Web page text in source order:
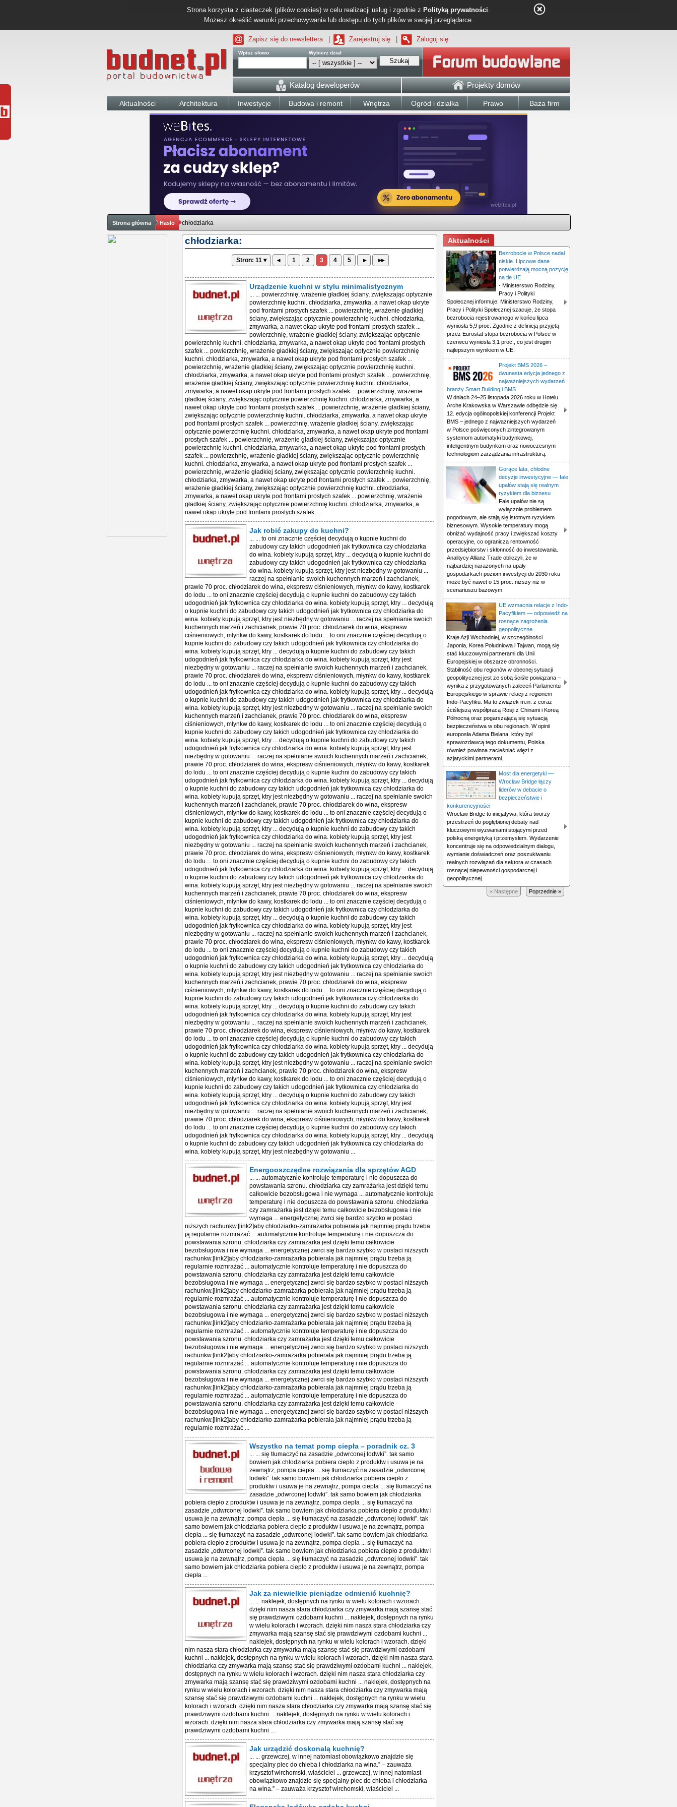
Strona korzysta z ciasteczek (plików cookies) w celu realizacji usług i zgodnie z Polityką prywatności.
Możesz określić warunki przechowywania lub dostępu do tych plików w swojej przeglądarce.
Zapisz się do newslettera Zarejestruj się Zaloguj się
Wpisz słowo Wybierz dział
Szukaj
Katalog deweloperów Projekty domów
Aktualności Architektura Inwestycje Budowa i remont Wnętrza Ogród i działka Prawo Baza firm
Strona główna Hasło chłodziarka
chłodziarka:
Stron: 11 ▾ ◂ 1 2 3 4 5 ▸ ▸▸
Urządzenie kuchni w stylu minimalistycznym
... ... powierzchnię, wrażenie gładkiej ściany, zwiększając optycznie
powierzchnię kuchni. chłodziarka, zmywarka, a nawet okap ukryte
pod frontami prostych szafek ... powierzchnię, wrażenie gładkiej
ściany, zwiększając optycznie powierzchnię kuchni. chłodziarka,
zmywarka, a nawet okap ukryte pod frontami prostych szafek ...
powierzchnię, wrażenie gładkiej ściany, zwiększając optycznie
powierzchnię kuchni. chłodziarka, zmywarka, a nawet okap ukryte pod frontami prostych
szafek ... powierzchnię, wrażenie gładkiej ściany, zwiększając optycznie powierzchnię
kuchni. chłodziarka, zmywarka, a nawet okap ukryte pod frontami prostych szafek ...
powierzchnię, wrażenie gładkiej ściany, zwiększając optycznie powierzchnię kuchni.
chłodziarka, zmywarka, a nawet okap ukryte pod frontami prostych szafek ... powierzchnię,
wrażenie gładkiej ściany, zwiększając optycznie powierzchnię kuchni. chłodziarka,
zmywarka, a nawet okap ukryte pod frontami prostych szafek ... powierzchnię, wrażenie
gładkiej ściany, zwiększając optycznie powierzchnię kuchni. chłodziarka, zmywarka, a
nawet okap ukryte pod frontami prostych szafek ... powierzchnię, wrażenie gładkiej ściany,
zwiększając optycznie powierzchnię kuchni. chłodziarka, zmywarka, a nawet okap ukryte
pod frontami prostych szafek ... powierzchnię, wrażenie gładkiej ściany, zwiększając
optycznie powierzchnię kuchni. chłodziarka, zmywarka, a nawet okap ukryte pod frontami
prostych szafek ... powierzchnię, wrażenie gładkiej ściany, zwiększając optycznie
powierzchnię kuchni. chłodziarka, zmywarka, a nawet okap ukryte pod frontami prostych
szafek ... powierzchnię, wrażenie gładkiej ściany, zwiększając optycznie powierzchnię
kuchni. chłodziarka, zmywarka, a nawet okap ukryte pod frontami prostych szafek ...
powierzchnię, wrażenie gładkiej ściany, zwiększając optycznie powierzchnię kuchni.
chłodziarka, zmywarka, a nawet okap ukryte pod frontami prostych szafek ... powierzchnię,
wrażenie gładkiej ściany, zwiększając optycznie powierzchnię kuchni. chłodziarka,
zmywarka, a nawet okap ukryte pod frontami prostych szafek ... powierzchnię, wrażenie
gładkiej ściany, zwiększając optycznie powierzchnię kuchni. chłodziarka, zmywarka, a
nawet okap ukryte pod frontami prostych szafek ...
Jak robić zakupy do kuchni?
... ... to oni znacznie częściej decydują o kupnie kuchni do
zabudowy czy takich udogodnień jak frytkownica czy chłodziarka
do wina. kobiety kupują sprzęt, ktry ... decydują o kupnie kuchni do
zabudowy czy takich udogodnień jak frytkownica czy chłodziarka
do wina. kobiety kupują sprzęt, ktry jest niezbędny w gotowaniu ...
raczej na spełnianie swoich kuchennych marzeń i zachcianek,
prawie 70 proc. chłodziarek do wina, ekspresw ciśnieniowych, młynkw do kawy, kostkarek
do lodu ... to oni znacznie częściej decydują o kupnie kuchni do zabudowy czy takich
udogodnień jak frytkownica czy chłodziarka do wina. kobiety kupują sprzęt, ktry ... decydują
o kupnie kuchni do zabudowy czy takich udogodnień jak frytkownica czy chłodziarka do
wina. kobiety kupują sprzęt, ktry jest niezbędny w gotowaniu ... raczej na spełnianie swoich
kuchennych marzeń i zachcianek, prawie 70 proc. chłodziarek do wina, ekspresw
ciśnieniowych, młynkw do kawy, kostkarek do lodu ... to oni znacznie częściej decydują o
kupnie kuchni do zabudowy czy takich udogodnień jak frytkownica czy chłodziarka do
wina. kobiety kupują sprzęt, ktry ... decydują o kupnie kuchni do zabudowy czy takich
udogodnień jak frytkownica czy chłodziarka do wina. kobiety kupują sprzęt, ktry jest
niezbędny w gotowaniu ... raczej na spełnianie swoich kuchennych marzeń i zachcianek,
prawie 70 proc. chłodziarek do wina, ekspresw ciśnieniowych, młynkw do kawy, kostkarek
do lodu ... to oni znacznie częściej decydują o kupnie kuchni do zabudowy czy takich
udogodnień jak frytkownica czy chłodziarka do wina. kobiety kupują sprzęt, ktry ... decydują
o kupnie kuchni do zabudowy czy takich udogodnień jak frytkownica czy chłodziarka do
wina. kobiety kupują sprzęt, ktry jest niezbędny w gotowaniu ... raczej na spełnianie swoich
kuchennych marzeń i zachcianek, prawie 70 proc. chłodziarek do wina, ekspresw
ciśnieniowych, młynkw do kawy, kostkarek do lodu ... to oni znacznie częściej decydują o
kupnie kuchni do zabudowy czy takich udogodnień jak frytkownica czy chłodziarka do
wina. kobiety kupują sprzęt, ktry ... decydują o kupnie kuchni do zabudowy czy takich
udogodnień jak frytkownica czy chłodziarka do wina. kobiety kupują sprzęt, ktry jest
niezbędny w gotowaniu ... raczej na spełnianie swoich kuchennych marzeń i zachcianek,
prawie 70 proc. chłodziarek do wina, ekspresw ciśnieniowych, młynkw do kawy, kostkarek
do lodu ... to oni znacznie częściej decydują o kupnie kuchni do zabudowy czy takich
udogodnień jak frytkownica czy chłodziarka do wina. kobiety kupują sprzęt, ktry ... decydują
o kupnie kuchni do zabudowy czy takich udogodnień jak frytkownica czy chłodziarka do
wina. kobiety kupują sprzęt, ktry jest niezbędny w gotowaniu ... raczej na spełnianie swoich
kuchennych marzeń i zachcianek, prawie 70 proc. chłodziarek do wina, ekspresw
ciśnieniowych, młynkw do kawy, kostkarek do lodu ... to oni znacznie częściej decydują o
kupnie kuchni do zabudowy czy takich udogodnień jak frytkownica czy chłodziarka do
wina. kobiety kupują sprzęt, ktry ... decydują o kupnie kuchni do zabudowy czy takich
udogodnień jak frytkownica czy chłodziarka do wina. kobiety kupują sprzęt, ktry jest
niezbędny w gotowaniu ... raczej na spełnianie swoich kuchennych marzeń i zachcianek,
prawie 70 proc. chłodziarek do wina, ekspresw ciśnieniowych, młynkw do kawy, kostkarek
do lodu ... to oni znacznie częściej decydują o kupnie kuchni do zabudowy czy takich
udogodnień jak frytkownica czy chłodziarka do wina. kobiety kupują sprzęt, ktry ... decydują
o kupnie kuchni do zabudowy czy takich udogodnień jak frytkownica czy chłodziarka do
wina. kobiety kupują sprzęt, ktry jest niezbędny w gotowaniu ... raczej na spełnianie swoich
kuchennych marzeń i zachcianek, prawie 70 proc. chłodziarek do wina, ekspresw
ciśnieniowych, młynkw do kawy, kostkarek do lodu ... to oni znacznie częściej decydują o
kupnie kuchni do zabudowy czy takich udogodnień jak frytkownica czy chłodziarka do
wina. kobiety kupują sprzęt, ktry ... decydują o kupnie kuchni do zabudowy czy takich
udogodnień jak frytkownica czy chłodziarka do wina. kobiety kupują sprzęt, ktry jest
niezbędny w gotowaniu ... raczej na spełnianie swoich kuchennych marzeń i zachcianek,
prawie 70 proc. chłodziarek do wina, ekspresw ciśnieniowych, młynkw do kawy, kostkarek
do lodu ... to oni znacznie częściej decydują o kupnie kuchni do zabudowy czy takich
udogodnień jak frytkownica czy chłodziarka do wina. kobiety kupują sprzęt, ktry ... decydują
o kupnie kuchni do zabudowy czy takich udogodnień jak frytkownica czy chłodziarka do
wina. kobiety kupują sprzęt, ktry jest niezbędny w gotowaniu ... raczej na spełnianie swoich
kuchennych marzeń i zachcianek, prawie 70 proc. chłodziarek do wina, ekspresw
ciśnieniowych, młynkw do kawy, kostkarek do lodu ... to oni znacznie częściej decydują o
kupnie kuchni do zabudowy czy takich udogodnień jak frytkownica czy chłodziarka do
wina. kobiety kupują sprzęt, ktry ... decydują o kupnie kuchni do zabudowy czy takich
udogodnień jak frytkownica czy chłodziarka do wina. kobiety kupują sprzęt, ktry jest
niezbędny w gotowaniu ... raczej na spełnianie swoich kuchennych marzeń i zachcianek,
prawie 70 proc. chłodziarek do wina, ekspresw ciśnieniowych, młynkw do kawy, kostkarek
do lodu ... to oni znacznie częściej decydują o kupnie kuchni do zabudowy czy takich
udogodnień jak frytkownica czy chłodziarka do wina. kobiety kupują sprzęt, ktry ... decydują
o kupnie kuchni do zabudowy czy takich udogodnień jak frytkownica czy chłodziarka do
wina. kobiety kupują sprzęt, ktry jest niezbędny w gotowaniu ... raczej na spełnianie swoich
kuchennych marzeń i zachcianek, prawie 70 proc. chłodziarek do wina, ekspresw
ciśnieniowych, młynkw do kawy, kostkarek do lodu ... to oni znacznie częściej decydują o
kupnie kuchni do zabudowy czy takich udogodnień jak frytkownica czy chłodziarka do
wina. kobiety kupują sprzęt, ktry ... decydują o kupnie kuchni do zabudowy czy takich
udogodnień jak frytkownica czy chłodziarka do wina. kobiety kupują sprzęt, ktry jest
niezbędny w gotowaniu ... raczej na spełnianie swoich kuchennych marzeń i zachcianek,
prawie 70 proc. chłodziarek do wina, ekspresw ciśnieniowych, młynkw do kawy, kostkarek
do lodu ... to oni znacznie częściej decydują o kupnie kuchni do zabudowy czy takich
udogodnień jak frytkownica czy chłodziarka do wina. kobiety kupują sprzęt, ktry ... decydują
o kupnie kuchni do zabudowy czy takich udogodnień jak frytkownica czy chłodziarka do
wina. kobiety kupują sprzęt, ktry jest niezbędny w gotowaniu ...
Energooszczędne rozwiązania dla sprzętów AGD
... ... automatycznie kontroluje temperaturę i nie dopuszcza do
powstawania szronu. chłodziarka czy zamrażarka jest dzięki temu
całkowicie bezobsługowa i nie wymaga ... automatycznie kontroluje
temperaturę i nie dopuszcza do powstawania szronu. chłodziarka
czy zamrażarka jest dzięki temu całkowicie bezobsługowa i nie
wymaga ... energetycznej zwrci się bardzo szybko w postaci
niższych rachunkw.[link2]aby chłodziarko-zamrażarka pobierała jak najmniej prądu trzeba
ją regularnie rozmrażać ... automatycznie kontroluje temperaturę i nie dopuszcza do
powstawania szronu. chłodziarka czy zamrażarka jest dzięki temu całkowicie
bezobsługowa i nie wymaga ... energetycznej zwrci się bardzo szybko w postaci niższych
rachunkw.[link2]aby chłodziarko-zamrażarka pobierała jak najmniej prądu trzeba ją
regularnie rozmrażać ... automatycznie kontroluje temperaturę i nie dopuszcza do
powstawania szronu. chłodziarka czy zamrażarka jest dzięki temu całkowicie
bezobsługowa i nie wymaga ... energetycznej zwrci się bardzo szybko w postaci niższych
rachunkw.[link2]aby chłodziarko-zamrażarka pobierała jak najmniej prądu trzeba ją
regularnie rozmrażać ... automatycznie kontroluje temperaturę i nie dopuszcza do
powstawania szronu. chłodziarka czy zamrażarka jest dzięki temu całkowicie
bezobsługowa i nie wymaga ... energetycznej zwrci się bardzo szybko w postaci niższych
rachunkw.[link2]aby chłodziarko-zamrażarka pobierała jak najmniej prądu trzeba ją
regularnie rozmrażać ... automatycznie kontroluje temperaturę i nie dopuszcza do
powstawania szronu. chłodziarka czy zamrażarka jest dzięki temu całkowicie
bezobsługowa i nie wymaga ... energetycznej zwrci się bardzo szybko w postaci niższych
rachunkw.[link2]aby chłodziarko-zamrażarka pobierała jak najmniej prądu trzeba ją
regularnie rozmrażać ... automatycznie kontroluje temperaturę i nie dopuszcza do
powstawania szronu. chłodziarka czy zamrażarka jest dzięki temu całkowicie
bezobsługowa i nie wymaga ... energetycznej zwrci się bardzo szybko w postaci niższych
rachunkw.[link2]aby chłodziarko-zamrażarka pobierała jak najmniej prądu trzeba ją
regularnie rozmrażać ... automatycznie kontroluje temperaturę i nie dopuszcza do
powstawania szronu. chłodziarka czy zamrażarka jest dzięki temu całkowicie
bezobsługowa i nie wymaga ... energetycznej zwrci się bardzo szybko w postaci niższych
rachunkw.[link2]aby chłodziarko-zamrażarka pobierała jak najmniej prądu trzeba ją
regularnie rozmrażać ...
Wszystko na temat pomp ciepła – poradnik cz. 3
... ... się tłumaczyć na zasadzie „odwrconej lodwki”. tak samo
bowiem jak chłodziarka pobiera ciepło z produktw i usuwa je na
zewnątrz, pompa ciepła ... się tłumaczyć na zasadzie „odwrconej
lodwki”. tak samo bowiem jak chłodziarka pobiera ciepło z
produktw i usuwa je na zewnątrz, pompa ciepła ... się tłumaczyć na
zasadzie „odwrconej lodwki”. tak samo bowiem jak chłodziarka
pobiera ciepło z produktw i usuwa je na zewnątrz, pompa ciepła ... się tłumaczyć na
zasadzie „odwrconej lodwki”. tak samo bowiem jak chłodziarka pobiera ciepło z produktw i
usuwa je na zewnątrz, pompa ciepła ... się tłumaczyć na zasadzie „odwrconej lodwki”. tak
samo bowiem jak chłodziarka pobiera ciepło z produktw i usuwa je na zewnątrz, pompa
ciepła ... się tłumaczyć na zasadzie „odwrconej lodwki”. tak samo bowiem jak chłodziarka
pobiera ciepło z produktw i usuwa je na zewnątrz, pompa ciepła ... się tłumaczyć na
zasadzie „odwrconej lodwki”. tak samo bowiem jak chłodziarka pobiera ciepło z produktw i
usuwa je na zewnątrz, pompa ciepła ... się tłumaczyć na zasadzie „odwrconej lodwki”. tak
samo bowiem jak chłodziarka pobiera ciepło z produktw i usuwa je na zewnątrz, pompa
ciepła ...
Jak za niewielkie pieniądze odmienić kuchnię?
... ... naklejek, dostępnych na rynku w wielu kolorach i wzorach.
dzięki nim nasza stara chłodziarka czy zmywarka mają szansę stać
się prawdziwymi ozdobami kuchni ... naklejek, dostępnych na rynku
w wielu kolorach i wzorach. dzięki nim nasza stara chłodziarka czy
zmywarka mają szansę stać się prawdziwymi ozdobami kuchni ...
naklejek, dostępnych na rynku w wielu kolorach i wzorach. dzięki
nim nasza stara chłodziarka czy zmywarka mają szansę stać się prawdziwymi ozdobami
kuchni ... naklejek, dostępnych na rynku w wielu kolorach i wzorach. dzięki nim nasza stara
chłodziarka czy zmywarka mają szansę stać się prawdziwymi ozdobami kuchni ... naklejek,
dostępnych na rynku w wielu kolorach i wzorach. dzięki nim nasza stara chłodziarka czy
zmywarka mają szansę stać się prawdziwymi ozdobami kuchni ... naklejek, dostępnych na
rynku w wielu kolorach i wzorach. dzięki nim nasza stara chłodziarka czy zmywarka mają
szansę stać się prawdziwymi ozdobami kuchni ... naklejek, dostępnych na rynku w wielu
kolorach i wzorach. dzięki nim nasza stara chłodziarka czy zmywarka mają szansę stać się
prawdziwymi ozdobami kuchni ... naklejek, dostępnych na rynku w wielu kolorach i
wzorach. dzięki nim nasza stara chłodziarka czy zmywarka mają szansę stać się
prawdziwymi ozdobami kuchni ...
Jak urządzić doskonalą kuchnię?
... ... grzewczej, w innej natomiast obowiązkowo znajdzie się
specjalny piec do chleba i chłodziarka na wina.” – zauważa
krzysztof wirchomski, właściciel ... grzewczej, w innej natomiast
obowiązkowo znajdzie się specjalny piec do chleba i chłodziarka
na wina.” – zauważa krzysztof wirchomski, właściciel ...
Aktualności
Bezrobocie w Polsce nadal
niskie. Lipcowe dane
potwierdzają mocną pozycję
na tle UE
- Ministerstwo Rodziny,
Pracy i Polityki
Społecznej informuje: Ministerstwo Rodziny,
Pracy i Polityki Społecznej szacuje, że stopa
bezrobocia rejestrowanego w końcu lipca
wyniosła 5,9 proc. Zgodnie z definicją przyjętą
przez Eurostat stopa bezrobocia w Polsce w
czerwcu wyniosła 3,1 proc., co jest drugim
najlepszym wynikiem w UE.
Projekt BMS 2026 –
dwunasta edycja jednego z
najważniejszych wydarzeń
branży Smart Building i BMS
W dniach 24–25 listopada 2026 roku w Hotelu
Arche Krakowska w Warszawie odbędzie się
12. edycja ogólnopolskiej konferencji Projekt
BMS – jednego z najważniejszych wydarzeń
w Polsce poświęconych zintegrowanym
systemom automatyki budynkowej,
inteligentnym budynkom oraz nowoczesnym
technologiom zarządzania infrastrukturą.
Gorące lata, chłodne
decyzje inwestycyjne — fale
upałów stają się realnym
ryzykiem dla biznesu
Fale upałów nie są
wyłącznie problemem
pogodowym, ale stają się istotnym ryzykiem
biznesowym. Wysokie temperatury mogą
obniżać wydajność pracy i zwiększać koszty
operacyjne, co ogranicza rentowność
przedsiębiorstw i skłonność do inwestowania.
Analitycy Allianz Trade obliczyli, że w
najbardziej narażonych na upały
gospodarkach poziom inwestycji do 2030 roku
może być nawet o 15 proc. niższy niż w
scenariuszu bazowym.
UE wzmacnia relacje z Indo-
Pacyfikiem — odpowiedź na
rosnące zagrożenia
geopolityczne
Kraje Azji Wschodniej, w szczególności
Japonia, Korea Południowa i Tajwan, mogą się
stać kluczowymi partnerami dla Unii
Europejskiej w obszarze obronności.
Stabilność obu regionów w obecnej sytuacji
geopolitycznej jest ze sobą ściśle powiązana –
wynika z przygotowanych zaleceń Parlamentu
Europejskiego w sprawie relacji z regionem
Indo-Pacyfiku. Ma to związek m.in. z coraz
ściślejszą współpracą Rosji z Chinami i Koreą
Północną oraz pogarszającą się sytuacją
bezpieczeństwa w obu regionach. W opinii
europosła Adama Bielana, który był
sprawozdawcą tego dokumentu, Polska
również powinna zacieśniać więzi z
azjatyckimi partnerami.
Most dla energetyki —
Wrocław Bridge łączy
liderów w debacie o
bezpieczeństwie i
konkurencyjności
Wrocław Bridge to inicjatywa, która tworzy
przestrzeń do pogłębionej debaty nad
kluczowymi wyzwaniami stojącymi przed
polską energetyką i przemysłem. Wydarzenie
koncentruje się na odpowiedzialnym dialogu,
wymianie doświadczeń oraz poszukiwaniu
realnych rozwiązań dla sektora w czasach
rosnącej niepewności gospodarczej i
geopolitycznej.
Poprzednie »
« Następne